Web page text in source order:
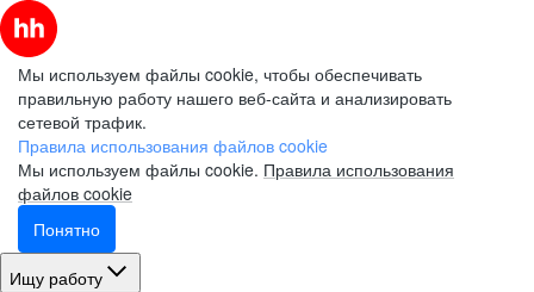
Мы используем файлы cookie, чтобы обеспечивать
правильную работу нашего веб-сайта и анализировать
сетевой трафик.
Правила использования файлов cookie
Мы используем файлы cookie. Правила использования
файлов cookie
Понятно
Ищу работу